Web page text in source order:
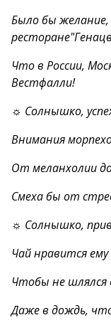
Было бы
Что в России,
Вестфалли!
☼ Солнышко,
Внимания
От меланхолии
Смеха бы от
☼ Солнышко,
Чай нравится
Чтобы не шлялся
Даже в дождь,